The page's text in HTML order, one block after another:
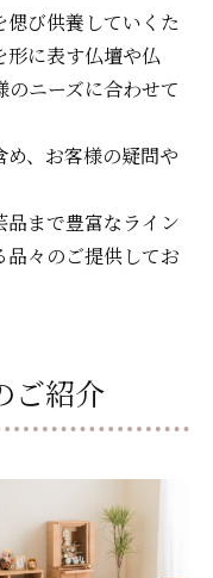
び供養していくた
形に表す仏壇や仏
のニーズに合わせて
、お客様の疑問や
まで豊富なライン
々のご提供してお
ご紹介